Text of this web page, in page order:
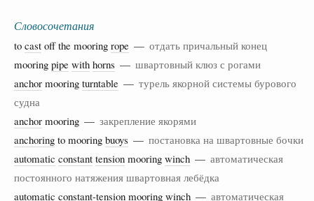
Словосочетания
to cast off the mooring rope — отдать причальный конец
mooring pipe with horns — швартовный клюз с рогами
anchor mooring turntable — турель якорной системы бурового
судна
anchor mooring — закрепление якорями
anchoring to mooring buoys — постановка на швартовные бочки
automatic constant tension mooring winch — автоматическая
постоянного натяжения швартовная лебёдка
automatic constant-tension mooring winch — автоматическая